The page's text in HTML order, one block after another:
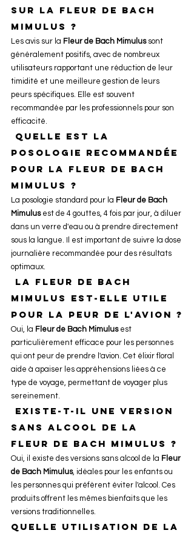
sur la Fleur de Bach
Mimulus ?
Les avis sur la Fleur de Bach Mimulus sont
généralement positifs, avec de nombreux
utilisateurs rapportant une réduction de leur
timidité et une meilleure gestion de leurs
peurs spécifiques. Elle est souvent
recommandée par les professionnels pour son
efficacité.
Quelle est la
posologie recommandée
pour la Fleur de Bach
Mimulus ?
La posologie standard pour la Fleur de Bach
Mimulus est de 4 gouttes, 4 fois par jour, à diluer
dans un verre d'eau ou à prendre directement
sous la langue. Il est important de suivre la dose
journalière recommandée pour des résultats
optimaux.
La Fleur de Bach
Mimulus est-elle utile
pour la peur de l'avion ?
Oui, la Fleur de Bach Mimulus est
particulièrement efficace pour les personnes
qui ont peur de prendre l'avion. Cet élixir floral
aide à apaiser les appréhensions liées à ce
type de voyage, permettant de voyager plus
sereinement.
Existe-t-il une version
sans alcool de la
Fleur de Bach Mimulus ?
Oui, il existe des versions sans alcool de la Fleur
de Bach Mimulus, idéales pour les enfants ou
les personnes qui préfèrent éviter l'alcool. Ces
produits offrent les mêmes bienfaits que les
versions traditionnelles.
Quelle utilisation de la